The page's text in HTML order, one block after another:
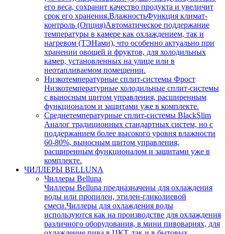
его веса, сохранит качество продукта и увеличит
срок его хранения.ВлажностьФункция климат-
контроль (Опция)Автоматическое поддержание
температуры в камере как охлаждением, так и
нагревом (ТЭНами), что особенно актуально при
хранении овощей и фруктов, для холодильных
камер, установленных на улице или в
неотапливаемом помещении.
Низкотемпературные сплит-системы Фрост
Низкотемпературные холодильные сплит-системы
с выносным щитом управления, расширенным
функционалом и защитами уже в комплекте.
Среднетемпературные сплит-системы BlackSlim
Аналог традиционных стандартных систем, но с
поддержанием более высокого уровня влажности
60-80%, выносным щитом управления,
расширенным функционалом и защитами уже в
комплекте.
ЧИЛЛЕРЫ BELLUNA
Чиллеры Belluna
Чиллеры Belluna предназначены для охлаждения
воды или пропилен, этилен-гликолиевой
смеси.Чиллеры для охлаждения воды
используются как на производстве для охлаждения
различного оборудования, в мини пивоварнях, для